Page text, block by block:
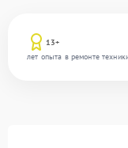
13+
лет опыта в ремонте